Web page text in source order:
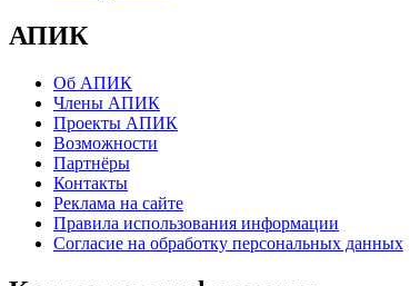
АПИК
Об АПИК
Члены АПИК
Проекты АПИК
Возможности
Партнёры
Контакты
Реклама на сайте
Правила использования информации
Согласие на обработку персональных данных